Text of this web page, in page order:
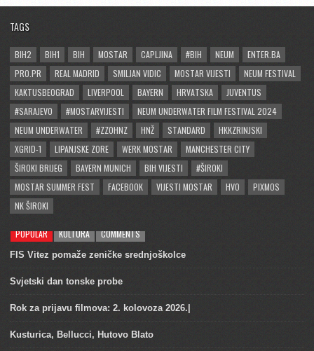
TAGS
BIH2 BIH1 BIH MOSTAR CAPLJINA #BIH NEUM
ENTER.BA
PRO.PR
REAL MADRID SMILJAN VIDIC MOSTAR VIJESTI
NEUM FESTIVAL
KAKTUSBEOGRAD
LIVERPOOL BAYERN HRVATSKA
JUVENTUS
#SARAJEVO
#MOSTARVIJESTI
NEUM UNDERWATER FILM FESTIVAL 2024
NEUM UNDERWATER
#ZZOHNZ HNŽ STANDARD
HKKZRINJSKI
XGRID-1
LIPANJSKE ZORE WERK MOSTAR
MANCHESTER CITY
ŠIROKI BRIJEG
BAYERN MUNICH BIH VIJESTI
#ŠIROKI
MOSTAR SUMMER FEST
FACEBOOK VIJESTI MOSTAR HVO
PIXMOS
NK ŠIROKI
POPULAR KULTURA COMMENTS
FIS Vitez pomaže zeničke srednjoškolce
Svjetski dan tonske probe
Rok za prijavu filmova: 2. kolovoza 2026.|
Kusturica, Bellucci, Hutovo Blato